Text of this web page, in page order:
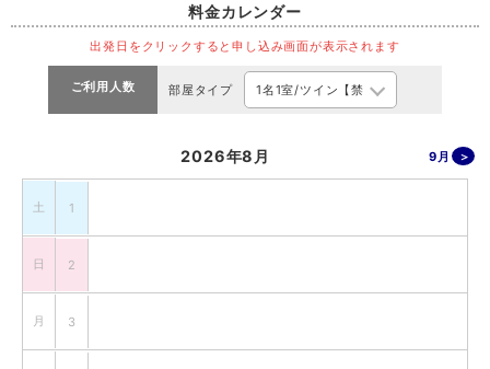
料金カレンダー
出発日をクリックすると申し込み画面が表示されます
ご利用人数 部屋タイプ
2026年8月 9月
土 1
日 2
月 3